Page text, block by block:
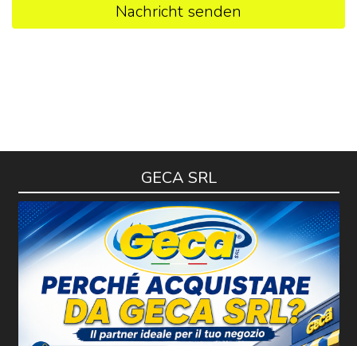
Nachricht senden
GECA SRL